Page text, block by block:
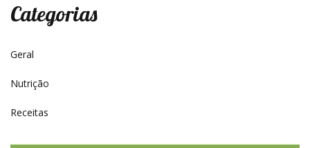
Categorias
Geral
Nutrição
Receitas